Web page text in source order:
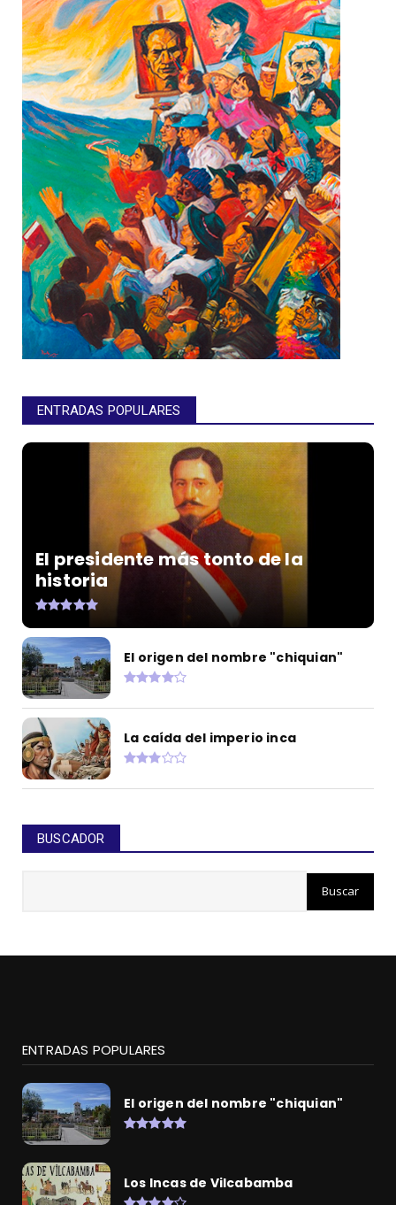
ENTRADAS POPULARES
El presidente más tonto de la
historia
El origen del nombre "chiquian"
La caída del imperio inca
BUSCADOR
ENTRADAS POPULARES
El origen del nombre "chiquian"
Los Incas de Vilcabamba